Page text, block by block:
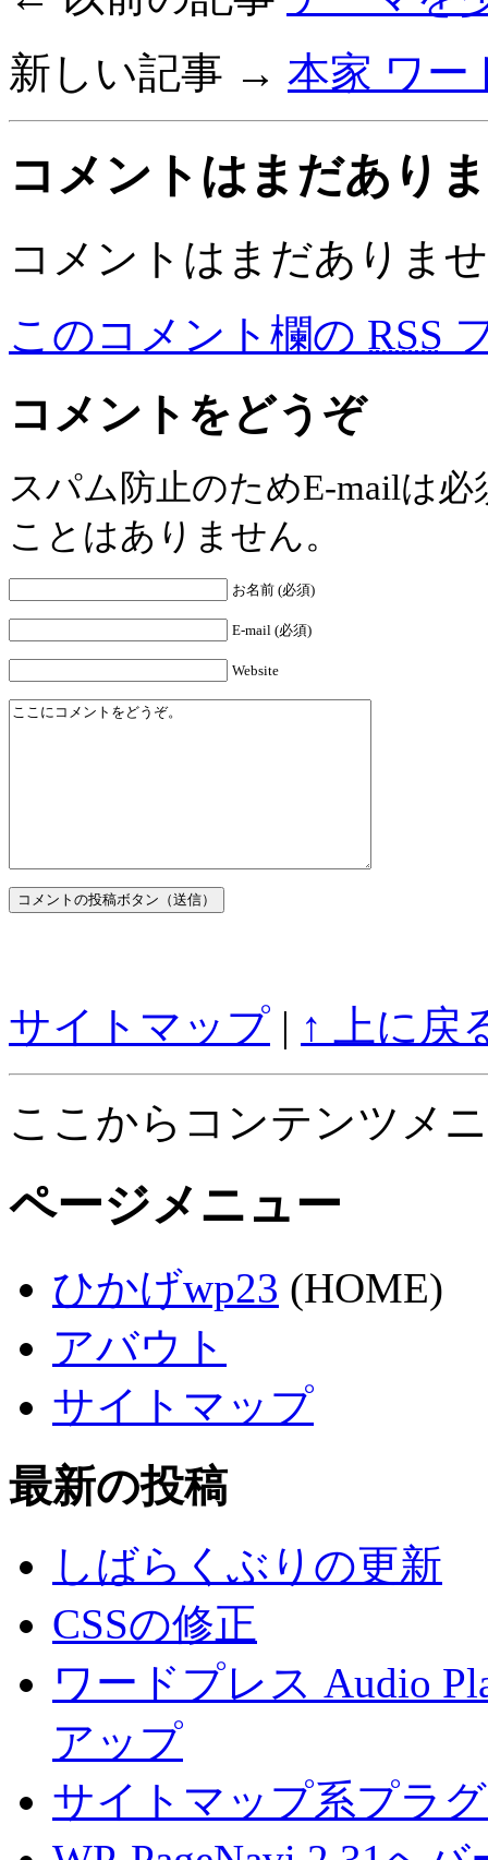
新しい記事 → 本家 ワー
コメントはまだあり
コメントはまだありま
このコメント欄の RSS
コメントをどうぞ
スパム防止のためE-mailは
ことはありません。
お名前 (必須)
E-mail (必須)
Website
サイトマップ | ↑ 上に戻
ここからコンテンツメ
ページメニュー
ひかげwp23 (HOME)
アバウト
サイトマップ
最新の投稿
しばらくぶりの更新
CSSの修正
ワードプレス Audio
アップ
サイトマップ系プラ